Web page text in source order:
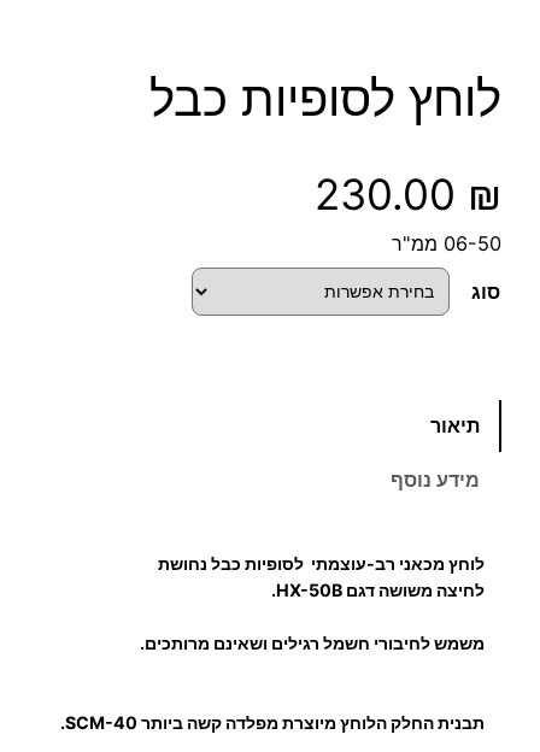
לוחץ לסופיות כבל
230.00 ₪
06-50 ממ"ר
סוג
כ
ו
תיאור
מידע נוסף
לוחץ מכאני רב-עוצמתי לסופיות כבל נחושת
לחיצה משושה דגם HX-50B.
משמש לחיבורי חשמל רגילים ושאינם מרותכים.
תבנית החלק הלוחץ מיוצרת מפלדה קשה ביותר SCM-40.